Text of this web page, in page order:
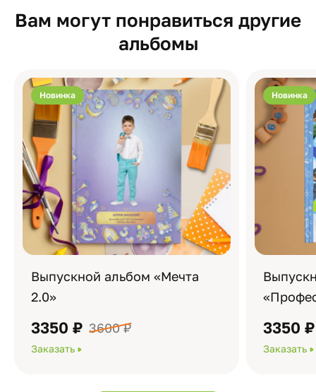
Вам могут понравиться другие
альбомы
Новинка
Выпускной альбом «Мечта
2.0»
3350 ₽ 3600 ₽
Заказать
Новинка
3350 ₽
Заказать